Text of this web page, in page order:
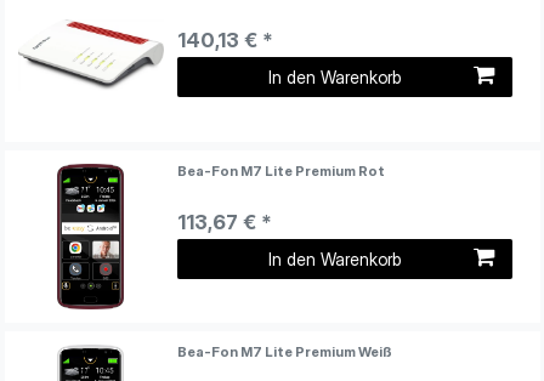
140,13 € *
In den Warenkorb
Bea-Fon M7 Lite Premium Rot
113,67 € *
In den Warenkorb
Bea-Fon M7 Lite Premium Weiß